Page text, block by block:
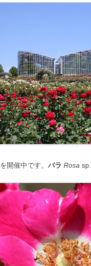
を開催中です。 バラ Rosa